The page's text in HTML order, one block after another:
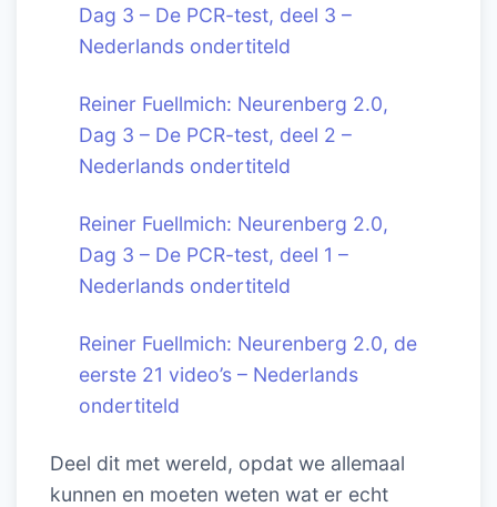
Dag 3 – De PCR-test, deel 3 –
Nederlands ondertiteld
Reiner Fuellmich: Neurenberg 2.0,
Dag 3 – De PCR-test, deel 2 –
Nederlands ondertiteld
Reiner Fuellmich: Neurenberg 2.0,
Dag 3 – De PCR-test, deel 1 –
Nederlands ondertiteld
Reiner Fuellmich: Neurenberg 2.0, de
eerste 21 video’s – Nederlands
ondertiteld
Deel dit met wereld, opdat we allemaal
kunnen en moeten weten wat er echt